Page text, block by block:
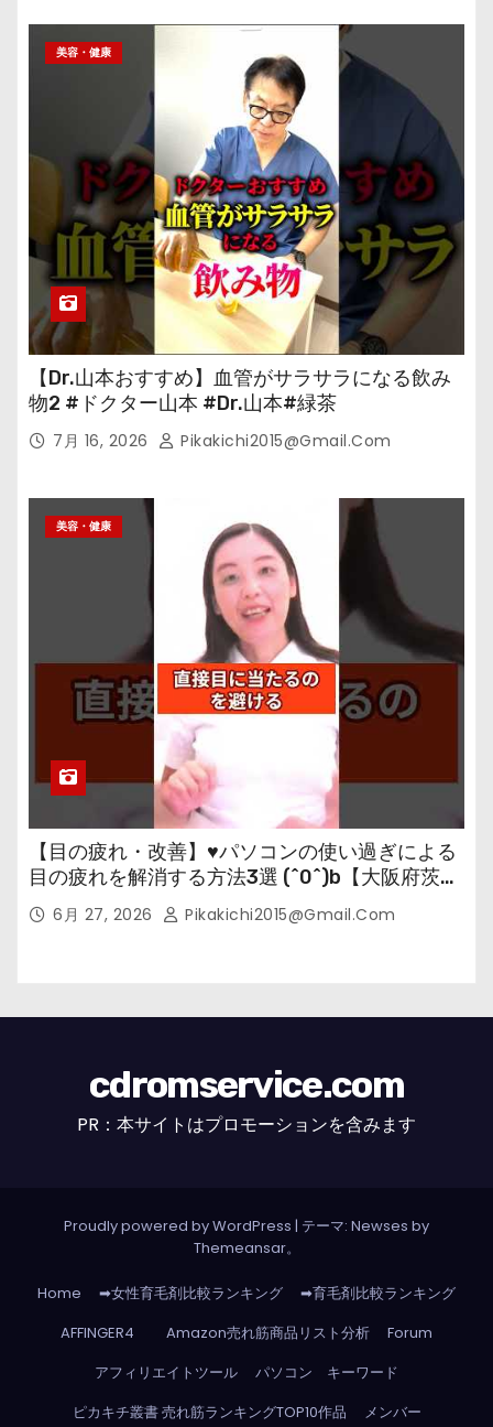
美容・健康
【Dr.山本おすすめ】血管がサラサラになる飲み
物2 #ドクター山本 #Dr.山本#緑茶
7月 16, 2026 Pikakichi2015@gmail.com
美容・健康
【目の疲れ・改善】♥パソコンの使い過ぎによる
目の疲れを解消する方法3選 (^0^)b【大阪府茨木
市の女性・美容鍼灸・整体師が教えます。】
6月 27, 2026 Pikakichi2015@gmail.com
cdromservice.com
PR：本サイトはプロモーションを含みます
Proudly powered by WordPress | テーマ: Newses by
Themeansar。
Home ➡女性育毛剤比較ランキング
➡育毛剤比較ランキング
AFFINGER4
Amazon売れ筋商品リスト分析
Forum
アフィリエイトツール
パソコン キーワード
ピカキチ叢書 売れ筋ランキングTOP10作品
メンバー